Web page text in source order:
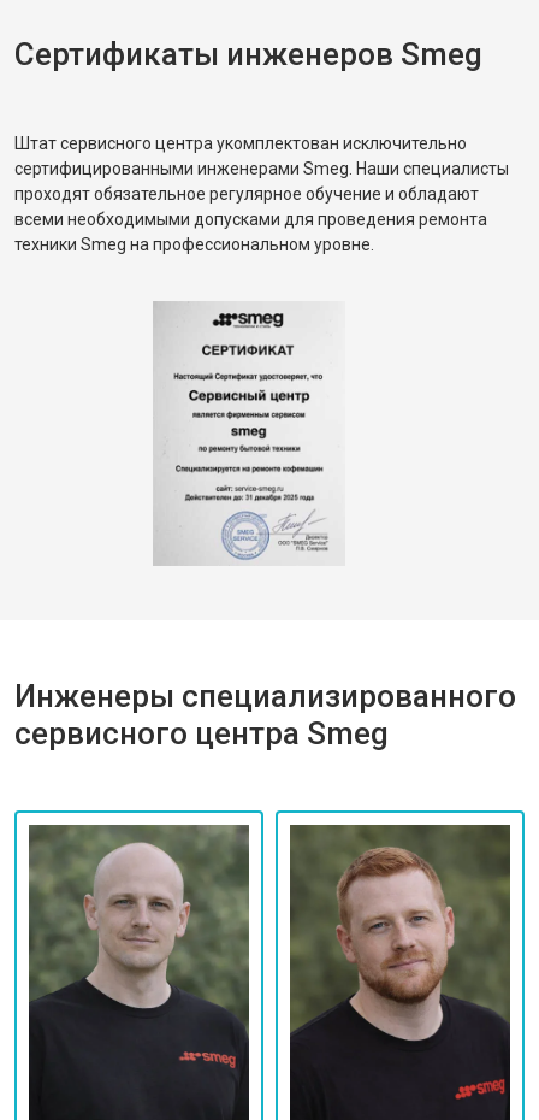
Сертификаты инженеров Smeg
Штат сервисного центра укомплектован исключительно
сертифицированными инженерами Smeg. Наши специалисты
проходят обязательное регулярное обучение и обладают
всеми необходимыми допусками для проведения ремонта
техники Smeg на профессиональном уровне.
Инженеры специализированного
сервисного центра Smeg